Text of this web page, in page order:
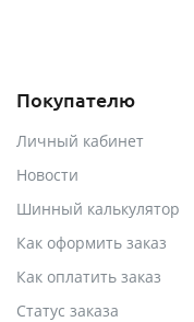
Покупателю
Личный кабинет
Новости
Шинный калькулятор
Как оформить заказ
Как оплатить заказ
Статус заказа